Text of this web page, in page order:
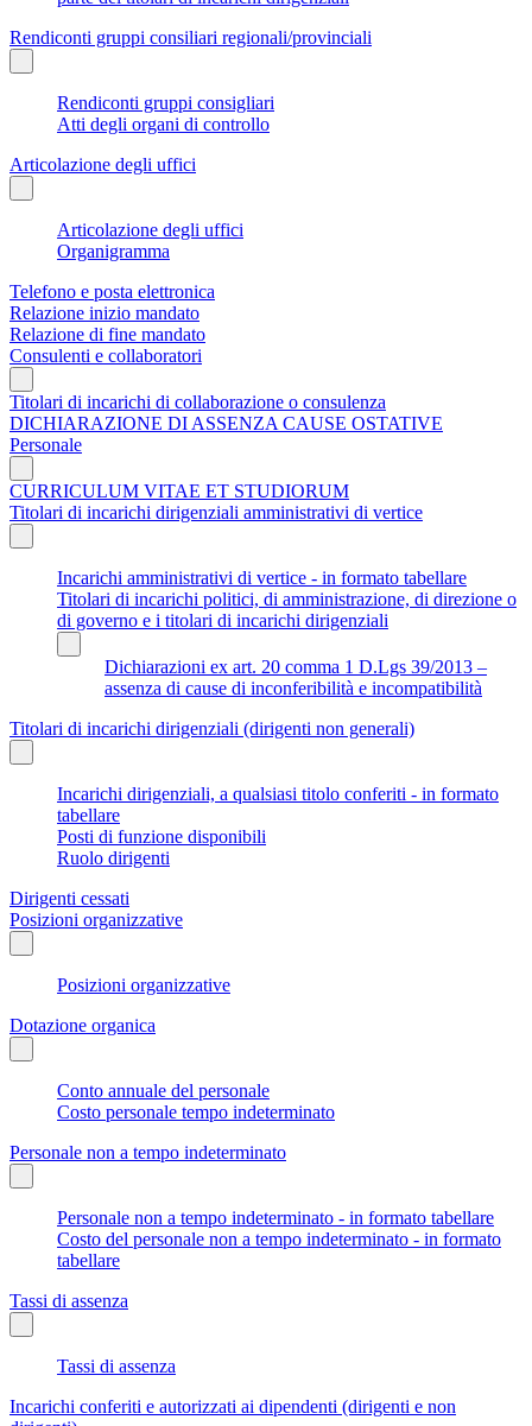
Rendiconti gruppi consiliari regionali/provinciali
Rendiconti gruppi consigliari
Atti degli organi di controllo
Articolazione degli uffici
Articolazione degli uffici
Organigramma
Telefono e posta elettronica
Relazione inizio mandato
Relazione di fine mandato
Consulenti e collaboratori
Titolari di incarichi di collaborazione o consulenza
DICHIARAZIONE DI ASSENZA CAUSE OSTATIVE
Personale
CURRICULUM VITAE ET STUDIORUM
Titolari di incarichi dirigenziali amministrativi di vertice
Incarichi amministrativi di vertice - in formato tabellare
Titolari di incarichi politici, di amministrazione, di direzione o
di governo e i titolari di incarichi dirigenziali
Dichiarazioni ex art. 20 comma 1 D.Lgs 39/2013 –
assenza di cause di inconferibilità e incompatibilità
Titolari di incarichi dirigenziali (dirigenti non generali)
Incarichi dirigenziali, a qualsiasi titolo conferiti - in formato
tabellare
Posti di funzione disponibili
Ruolo dirigenti
Dirigenti cessati
Posizioni organizzative
Posizioni organizzative
Dotazione organica
Conto annuale del personale
Costo personale tempo indeterminato
Personale non a tempo indeterminato
Personale non a tempo indeterminato - in formato tabellare
Costo del personale non a tempo indeterminato - in formato
tabellare
Tassi di assenza
Tassi di assenza
Incarichi conferiti e autorizzati ai dipendenti (dirigenti e non